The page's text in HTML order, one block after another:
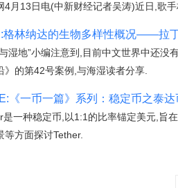
4月13日电(中新财经记者吴涛)近日,歌
格林纳达的生物多样性概况——拉
湿地”小编注意到,目前中文世界中还
》的第42号案例,与海湿读者分享.
《一币一篇》系列：稳定币之泰
是一种稳定币,以1:1的比率锚定美元,旨
等方面探讨Tether.